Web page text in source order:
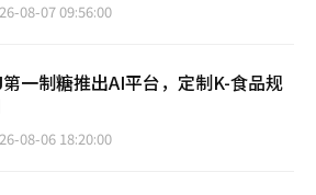
08-07 09:56:00
第一制糖推出AI平台，定制K-食品规
08-06 18:20:00